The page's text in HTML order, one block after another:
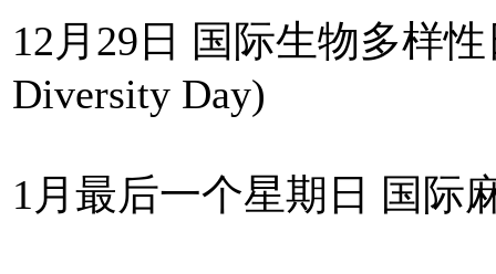
12月29日 国际生物多样
Diversity Day)
1月最后一个星期日 国际